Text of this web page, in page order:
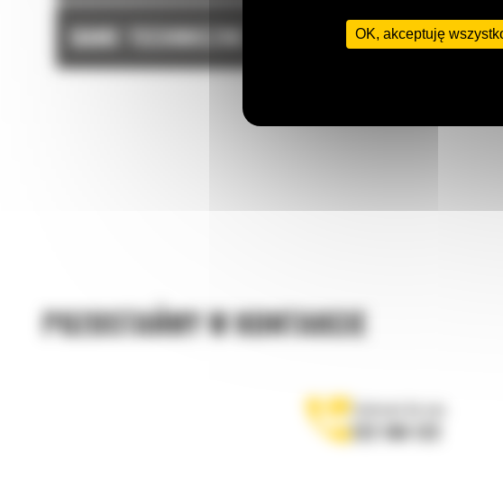
DANE TECHNICZNE
POZOSTAŃMY W KONTAKCIE
Zadzwoń do nas
122 100 122
OK, akceptuję